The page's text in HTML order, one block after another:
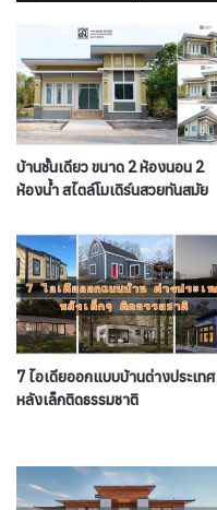
บ้านชั้นเดียว ขนาด 2 ห้องนอน 2
ห้องน้ำ สไตล์โมเดิร์นสวยทันสมัย
7 ไอเดียออกแบบบ้านต่างประเทศ
หลังเล็กติดธรรมชาติ